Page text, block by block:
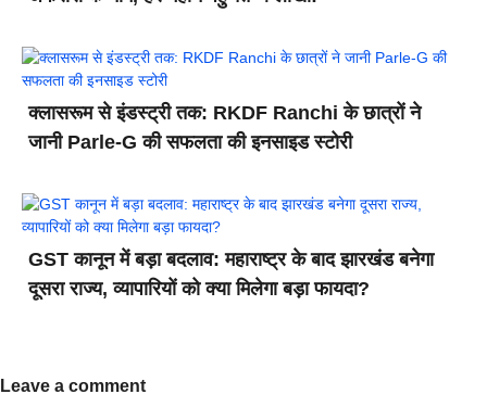
क्लासरूम से इंडस्ट्री तक: RKDF Ranchi के छात्रों ने
जानी Parle-G की सफलता की इनसाइड स्टोरी
GST कानून में बड़ा बदलाव: महाराष्ट्र के बाद झारखंड बनेगा
दूसरा राज्य, व्यापारियों को क्या मिलेगा बड़ा फायदा?
Leave a comment